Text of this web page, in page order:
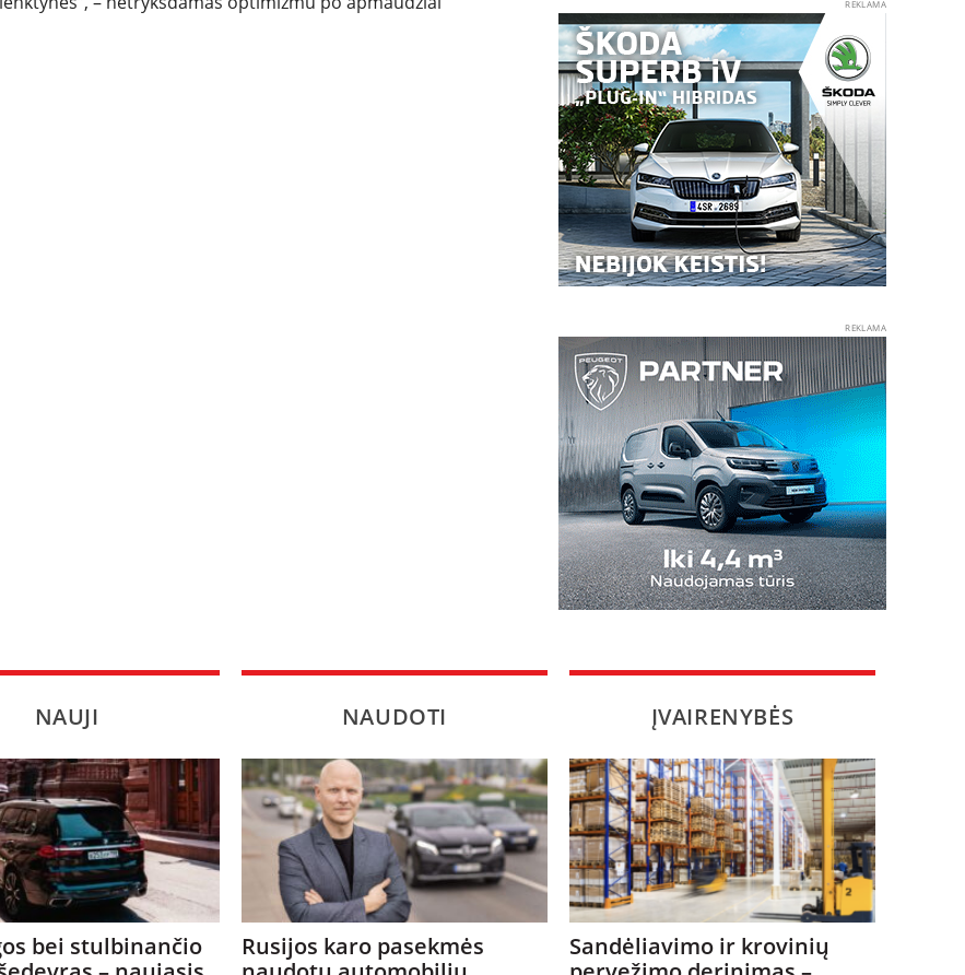
REKLAMA
REKLAMA
NAUJI
bei stulbinančio
NAUDOTI
Rusijos karo pasekmės
ĮVAIRENYBĖS
Sandėliavimo ir krovinių